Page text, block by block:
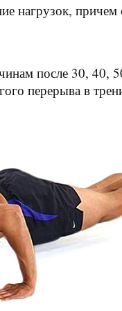
нагрузок, причем
после 30, 40,
перерыва в